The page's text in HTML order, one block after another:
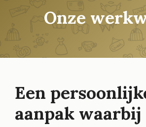
Onze
Een
aanpak waarbij